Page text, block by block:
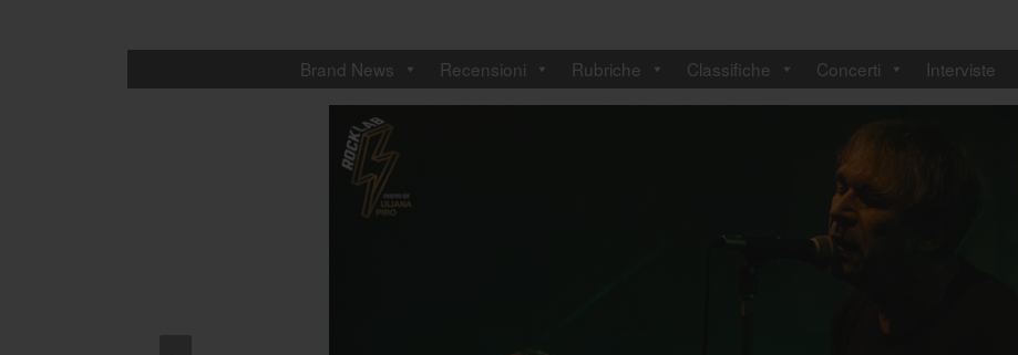
Brand News Recensioni Rubriche Classifiche Concerti Interviste